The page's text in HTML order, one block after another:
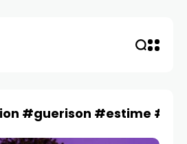
#guerison #estime